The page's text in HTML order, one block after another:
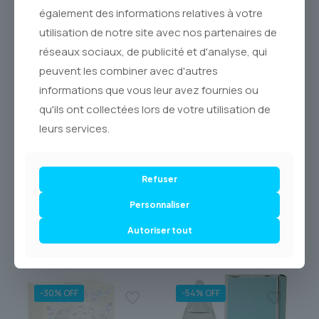
personnalisée depuis le **Canada**. Nous vous proposons
exclusivement des **parfums originaux**, garantis
flacon de **CASHMERE MIST** vous sera expédié avec le
plus grand soin, via **Postes Canada**, pour vous parvenir
directement dans votre écrin privé.
Découvrez cette œuvre olfactive intemporelle et laissez-
**CASHMERE MIST** à votre collection et incarnez une
-30% OFF -54% OFF
également des informations relatives à votre
utilisation de notre site avec nos partenaires de
réseaux sociaux, de publicité et d'analyse, qui
peuvent les combiner avec d'autres
informations que vous leur avez fournies ou
qu'ils ont collectées lors de votre utilisation de
leurs services.
Refuser
Personnaliser
Autoriser tout